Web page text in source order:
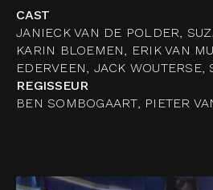
CAST
JANIECK VAN DE POLDER,
KARIN BLOEMEN, ERIK VAN
EDERVEEN, JACK
REGISSEUR
BEN SOMBOGAART, PIETER